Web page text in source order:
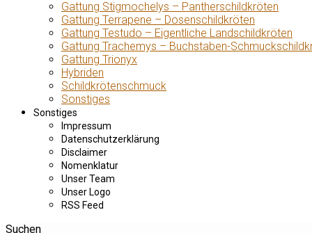
Gattung Stigmochelys – Pantherschildkröten
Gattung Terrapene – Dosenschildkröten
Gattung Testudo – Eigentliche Landschildkröten
Gattung Trachemys – Buchstaben-
Gattung Trionyx
Hybriden
Schildkrötenschmuck
Sonstiges
Sonstiges
Impressum
Datenschutzerklärung
Disclaimer
Nomenklatur
Unser Team
Unser Logo
RSS Feed
Suchen